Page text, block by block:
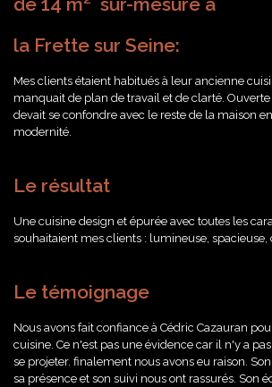
la Frette sur Seine:
Mes clients étaient habitués à leur ancienne
manquait de plan de travail et de clarté.
devait se confondre avec le reste de la maison
modernité.
Le résultat
Une cuisine design et épurée avec toutes les
souhaitaient mes clients : lumineuse, spacieuse,
Le témoignage
Nous avons fait confiance à Cédric Cazauran
cuisine. Ce n'est pas une évidence car il n'y a
se projeter. finalement nous avons eu raison.
sa présence et son suivi nous ont rassurés. Son